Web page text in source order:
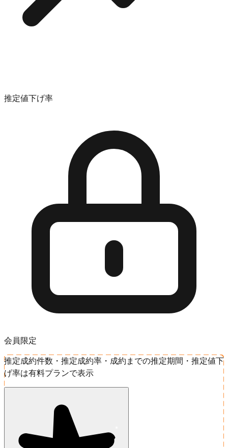
推定値下げ率
会員限定
推定成約件数・推定成約率・成約までの推定期間・推定値下
げ率は有料プランで表示